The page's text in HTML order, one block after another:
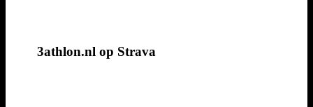
3athlon.nl op Strava